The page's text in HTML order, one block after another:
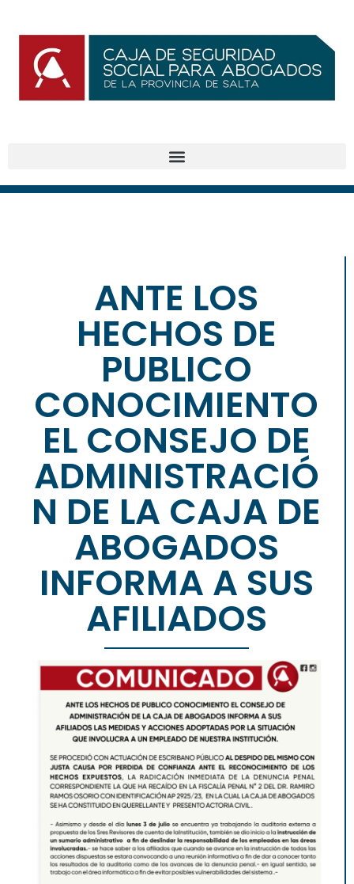
ANTE LOS
HECHOS DE
PUBLICO
CONOCIMIENTO
EL CONSEJO DE
ADMINISTRACIÓ
N DE LA CAJA DE
ABOGADOS
INFORMA A SUS
AFILIADOS